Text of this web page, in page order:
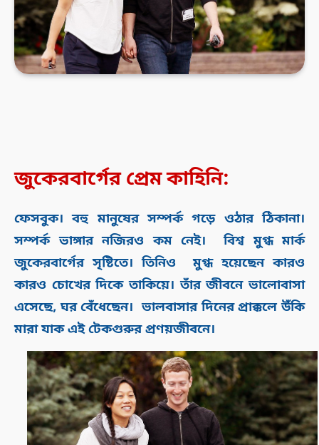
জুকেরবার্গের প্রেম কাহিনি:
ফেসবুক। বহু মানুষের সম্পর্ক গড়ে ওঠার ঠিকানা।
সম্পর্ক ভাঙ্গার নজিরও কম নেই। বিশ্ব মুগ্ধ মার্ক
জুকেরবার্গের সৃষ্টিতে। তিনিও মুগ্ধ হয়েছেন কারও
কারও চোখের দিকে তাকিয়ে। তাঁর জীবনে ভালোবাসা
এসেছে, ঘর বেঁধেছেন। ভালবাসার দিনের প্রাক্কলে উঁকি
মারা যাক এই টেকগুরুর প্রণয়জীবনে।